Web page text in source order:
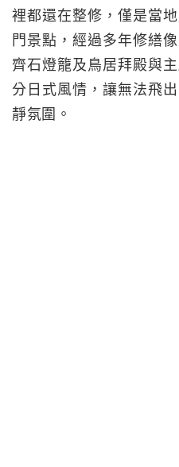
裡都還在整修，僅是當
門景點，經過多年修繕
齊石燈籠及鳥居拜殿與
分日式風情，讓無法飛
靜氛圍。